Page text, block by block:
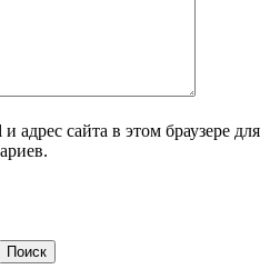
адрес сайта в этом браузере для
Поиск